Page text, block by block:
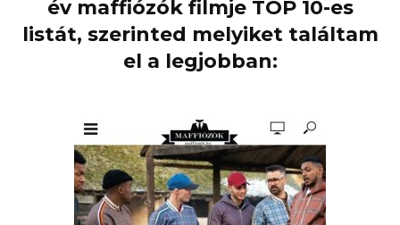
év maffiózók filmje TOP 10-es
listát, szerinted melyiket találtam
el a legjobban: